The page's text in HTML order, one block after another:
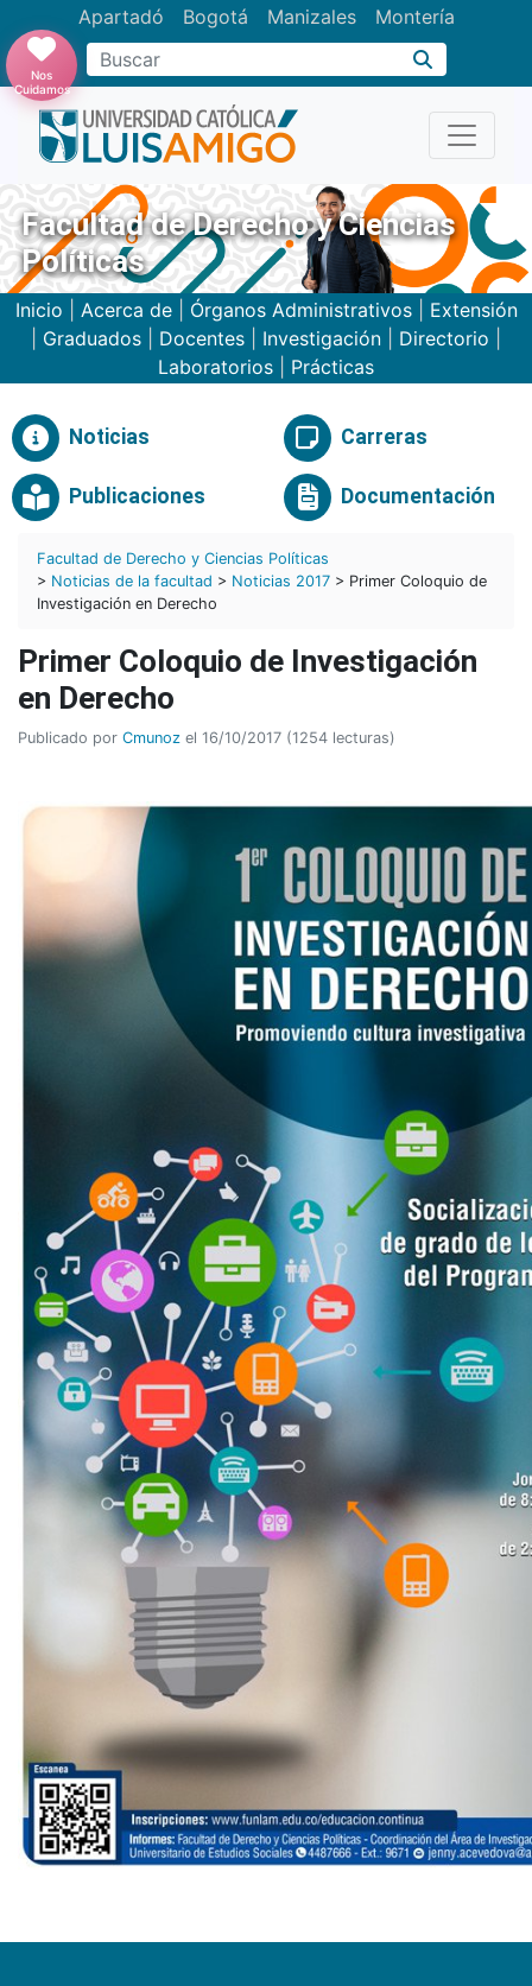
Apartadó Bogotá Manizales Montería
Buscar
Nos
Cuidamos
Facultad de Derecho y Ciencias
Políticas
Inicio Acerca de| Órganos Administrativos| Extensión
Graduados Docentes Investigación Directorio
Laboratorios
Prácticas
Noticias Carreras
Publicaciones Documentación
Facultad de Derecho y Ciencias Políticas
> Noticias de la facultad > Noticias 2017 > Primer Coloquio de
Investigación en Derecho
Primer Coloquio de Investigación
en Derecho
Publicado por Cmunoz el 16/10/2017 (1254 lecturas)